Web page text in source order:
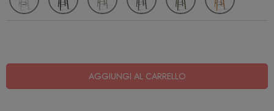
AGGIUNGI AL CARRELLO